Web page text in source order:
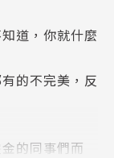
道，你就什麼
的不完美，反
的同事們而